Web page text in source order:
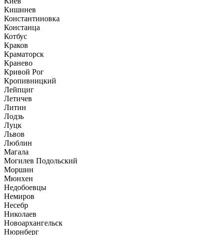
Кишинев
Константиновка
Констанца
Котбус
Краков
Краматорск
Кранево
Кривой Рог
Кропивницкий
Лейпциг
Летичев
Литин
Лодзь
Луцк
Львов
Люблин
Магала
Могилев Подольский
Моршин
Мюнхен
Недобоевцы
Немиров
Несебр
Николаев
Новоархангельск
Нюрнберг